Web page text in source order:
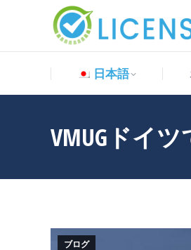
日本語
VMUGドイ
ブログ
日本語